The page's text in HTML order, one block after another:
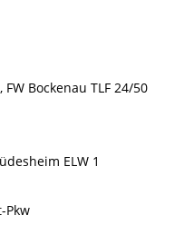
am Stützpunkt
in[…]
FW Bockenau TLF 24/50
ELW 1
Pkw